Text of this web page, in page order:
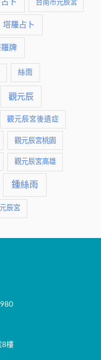
占卜 台南市元辰宮
塔羅占卜
牌
絲雨
觀元辰
觀元辰宮後遺症
觀元辰宮桃園
觀元辰宮高雄
鍾絲雨
辰宮
8樓